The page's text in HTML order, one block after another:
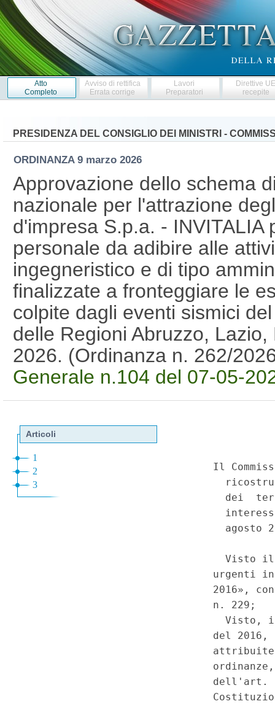
Atto
Completo
Avviso di rettifica
Errata corrige
Lavori
Preparatori
Direttive
recepite
PRESIDENZA DEL CONSIGLIO DEI MINISTRI -
ORDINANZA 9 marzo 2026
Approvazione dello schema
nazionale per l'attrazione
d'impresa S.p.a. - INVITALIA
personale da adibire alle
ingegneristico e di tipo
finalizzate a fronteggiare le
colpite dagli eventi sismici
delle Regioni Abruzzo,
2026. (Ordinanza n. 262/
Generale n.104 del 07-05-